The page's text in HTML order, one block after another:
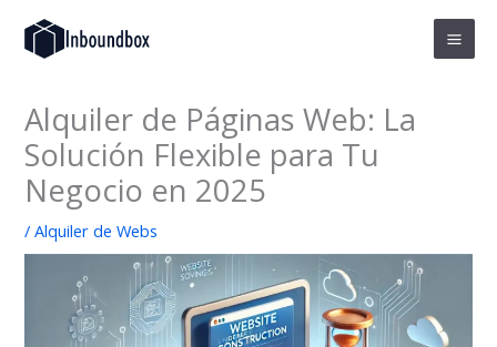
contenido
Alquiler de Páginas Web: La
Solución Flexible para Tu
Negocio en 2025
/Alquiler de Webs